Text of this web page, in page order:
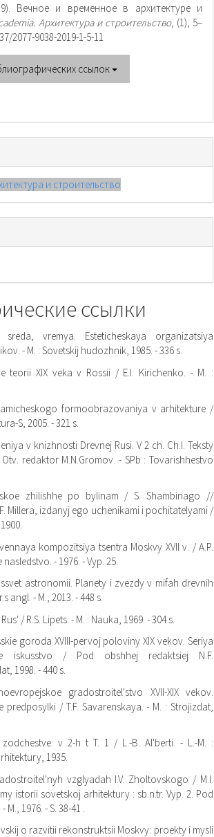
Вечное и временное в архитектуре и
Архитектура и строительство, (1), 5–
2077-9038-2019-1-5-11
ссылок
и строительство
ссылки
vremya. Esteticheskaya organizatsiya
- M. : Sovetskij hudozhnik, 1985. - 336 s.
teorii XIX veka v Rossii / E.I. Kirichenko. - M. :
formoobrazovaniya v arhitekture /
S, 2005. - 321 s.
v knizhnosti Drevnej Rusi. V 2 ch. Ch.I. Teksty
redaktor M.N.Gromov. - SPb : Tovarishhestvo
zhilishhe po bylinam / S. Shambinago //
Millera, izdanyj ego uchenikami i pochitatelyami /
kompozitsiya tsentra Moskvy XVII v. / A.P.
- 1976. - Vyp. 25.
astronomii. Planety i zvezdy v mifah drevnih
angl. - M., 2013. - 448 s.
/ R.S. Lipets. - M. : Nauka, 1969. - 304 s.
goroda XVIII-pervoj poloviny XIX vekov. Seriya
iskusstvo / Pod obshhej redaktsiej N.F.
1998. - 440 s.
gradostroitel'stvo XVII-XIX vekov.
predposylki / T.F. Savarenskaya. - M. : Strojizdat,
v 2-h t T. 1 / L.-B. Al'berti. - L.-M. :
1935.
vzglyadah I.V. Zholtovskogo / M.I.
istorii sovetskoj arhitektury : sb.n.tr. Vyp. 2. Pod
1976. - S. 38-41 .
o razvitii rekonstruktsii Moskvy: proekty i mysli